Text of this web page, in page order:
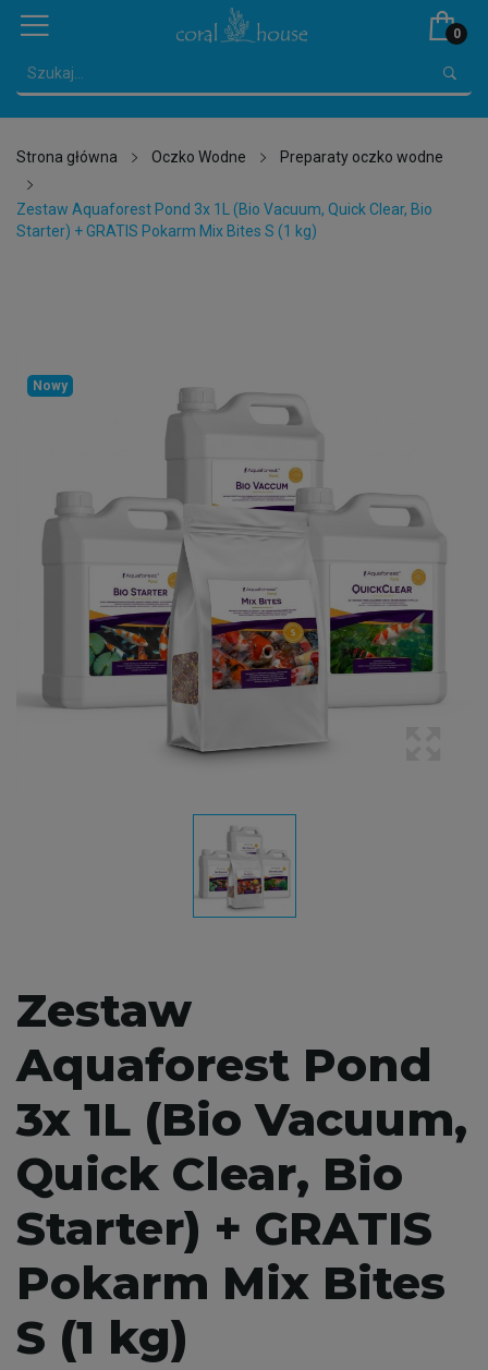
0
Strona główna Oczko Wodne Preparaty oczko wodne
Zestaw Aquaforest Pond 3x 1L (Bio Vacuum, Quick Clear, Bio
Starter) + GRATIS Pokarm Mix Bites S (1 kg)
Nowy
Zestaw
Aquaforest Pond
3x 1L (Bio Vacuum,
Quick Clear, Bio
Starter) + GRATIS
Pokarm Mix Bites
S (1 kg)